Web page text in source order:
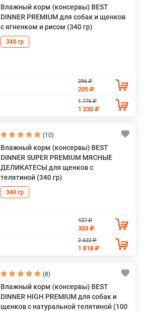
Влажный корм (консервы) BEST
DINNER PREMIUM для собак и щенков
с ягненком и рисом (340 гр)
340 гр
296 ₽
205 ₽
1 776 ₽
1 230 ₽
(10)
Влажный корм (консервы) BEST
DINNER SUPER PREMIUM МЯСНЫЕ
ДЕЛИКАТЕСЫ для щенков с
телятиной (340 гр)
340 гр
437 ₽
303 ₽
2 622 ₽
1 818 ₽
(8)
Влажный корм (консервы) BEST
DINNER HIGH PREMIUM для собак и
щенков с натуральной телятиной (100